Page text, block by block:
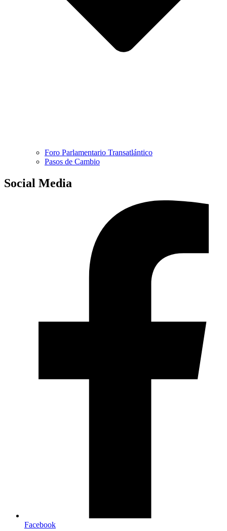
Foro Parlamentario Transatlántico
Pasos de Cambio
Social Media
Facebook